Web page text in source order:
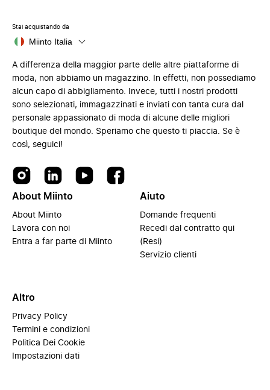
Stai acquistando da
Miinto Italia
A differenza della maggior parte delle altre piattaforme di
moda, non abbiamo un magazzino. In effetti, non possediamo
alcun capo di abbigliamento. Invece, tutti i nostri prodotti
sono selezionati, immagazzinati e inviati con tanta cura dal
personale appassionato di moda di alcune delle migliori
boutique del mondo. Speriamo che questo ti piaccia. Se è
così, seguici!
About Miinto
About Miinto
Lavora con noi
Entra a far parte di Miinto
Aiuto
Domande frequenti
Recedi dal contratto qui
(Resi)
Servizio clienti
Altro
Privacy Policy
Termini e condizioni
Politica Dei Cookie
Impostazioni dati